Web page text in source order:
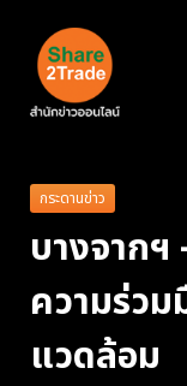
กระดานข่าว
บางจากฯ
ความร่ว
แวดล้อม